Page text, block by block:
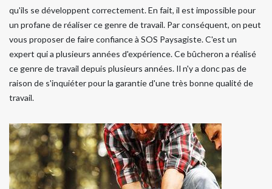
qu'ils se développent correctement. En fait, il est impossible pour
un profane de réaliser ce genre de travail. Par conséquent, on peut
vous proposer de faire confiance à SOS Paysagiste. C'est un
expert qui a plusieurs années d'expérience. Ce bûcheron a réalisé
ce genre de travail depuis plusieurs années. Il n'y a donc pas de
raison de s'inquiéter pour la garantie d'une très bonne qualité de
travail.